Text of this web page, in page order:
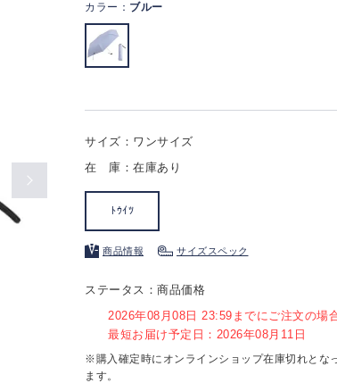
カラー： ブルー
サイズ：ワンサイズ
在 庫：在庫あり
ﾄｳｲﾂ
商品情報 サイズスペック
ステータス：商品価格
2026年08月08日 23:59までにご注文の場
最短お届け予定日：2026年08月11日
※購入確定時にオンラインショップ在庫切れとな
ます。